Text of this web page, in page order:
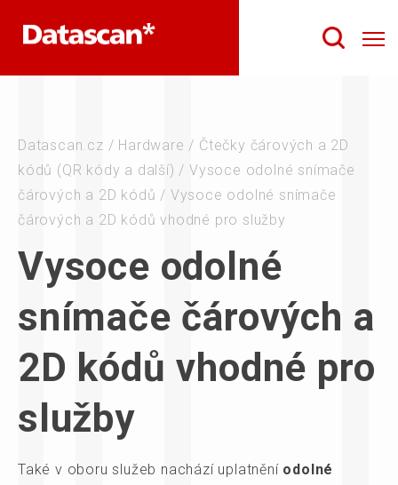
Datascan.cz / Hardware / Čtečky čárových a 2D
kódů (QR kódy a další) / Vysoce odolné snímače
čárových a 2D kódů / Vysoce odolné snímače
čárových a 2D kódů vhodné pro služby
Vysoce odolné
snímače čárových a
2D kódů vhodné pro
služby
Také v oboru služeb nachází uplatnění odolné